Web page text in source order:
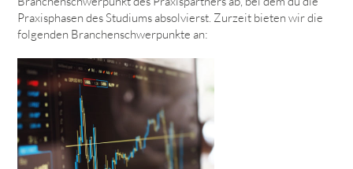
Praxisphasen des Studiums absolvierst. Zurzeit bieten wir die
folgenden Branchenschwerpunkte an: